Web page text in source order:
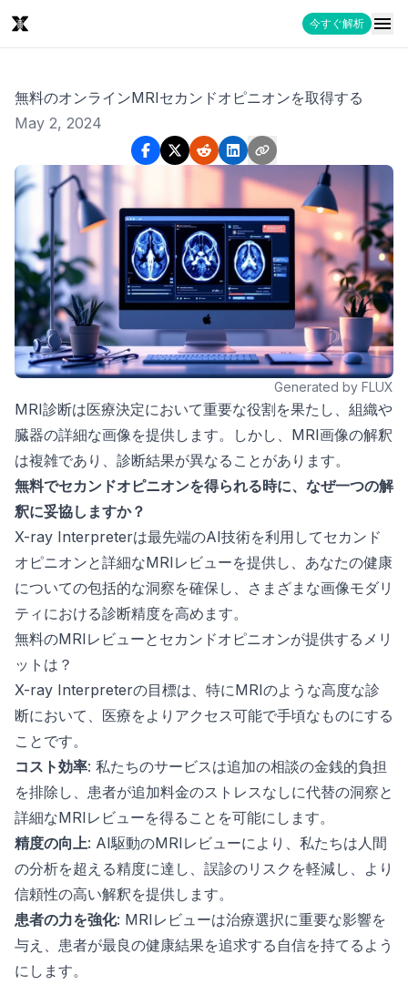
今すぐ解析
無料のオンラインMRIセカンドオピニオンを取得する
May 2, 2024
Generated by FLUX
MRI診断は医療決定において重要な役割を果たし、組織や
臓器の詳細な画像を提供します。しかし、MRI画像の解釈
は複雑であり、診断結果が異なることがあります。
無料でセカンドオピニオンを得られる時に、なぜ一つの解
釈に妥協しますか？
X-ray Interpreterは最先端のAI技術を利用してセカンド
オピニオンと詳細なMRIレビューを提供し、あなたの健康
についての包括的な洞察を確保し、さまざまな画像モダリ
ティにおける診断精度を高めます。
無料のMRIレビューとセカンドオピニオンが提供するメリ
ットは？
X-ray Interpreterの目標は、特にMRIのような高度な診
断において、医療をよりアクセス可能で手頃なものにする
ことです。
コスト効率: 私たちのサービスは追加の相談の金銭的負担
を排除し、患者が追加料金のストレスなしに代替の洞察と
詳細なMRIレビューを得ることを可能にします。
精度の向上: AI駆動のMRIレビューにより、私たちは人間
の分析を超える精度に達し、誤診のリスクを軽減し、より
信頼性の高い解釈を提供します。
患者の力を強化: MRIレビューは治療選択に重要な影響を
与え、患者が最良の健康結果を追求する自信を持てるよう
にします。